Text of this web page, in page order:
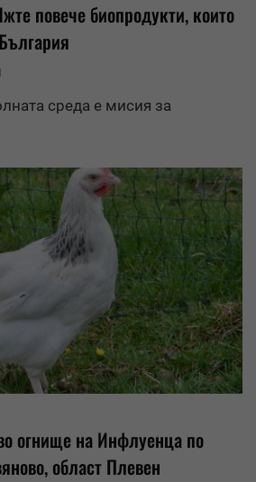
повече биопродукти, които
среда е мисия за
огнище на Инфлуенца по
, област Плевен